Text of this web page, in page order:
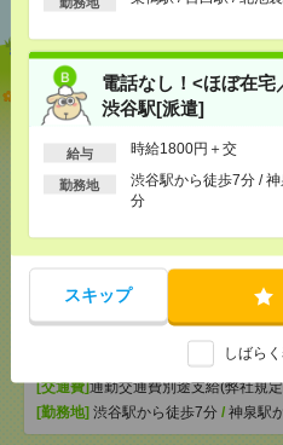
電話なし！<ほぼ在宅
渋谷駅[派遣]
給与 時給1800円＋交
勤務地
渋谷駅から徒歩7分 /
分
スキップ
しばら
【オープニング募集】おば
いも仕事の1つ[派遣]
[給 与]無資格未経験：時給1500円
OK ■扶養内OK ■日収1万2000円
交通費全額支給
電話なし！<ほぼ在宅／週1
時給1800円＋交
[交通費]通勤交通費別途支給(弊社規
[勤務地] 渋谷駅から徒歩7分 / 神泉駅